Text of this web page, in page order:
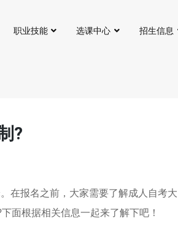
职业技能 选课中心 招生信息
?
在报名之前，大家需要了解成人自考大
面根据相关信息一起来了解下吧！